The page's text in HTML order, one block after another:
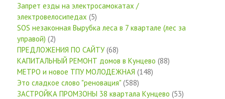
Запрет езды на электросамокатах /
электровелосипедах (5)
SOS незаконная Вырубка леса в 7 квартале (лес за
управой) (2)
ПРЕДЛОЖЕНИЯ ПО САЙТУ(68)
КАПИТАЛЬНЫЙ РЕМОНТ домов в Кунцево (88)
МЕТРО и новое ТПУ МОЛОДЕЖНАЯ (148)
Это сладкое слово "реновация" (588)
ЗАСТРОЙКА ПРОМЗОНЫ 38 квартала Кунцево (53)